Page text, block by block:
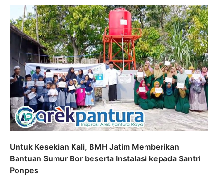
Untuk Kesekian Kali, BMH Jatim Memberikan
Bantuan Sumur Bor beserta Instalasi kepada Santri
Ponpes